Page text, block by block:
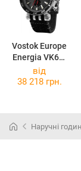
Vostok Europe
Energia VK61-
575A588
від
38 218 грн.
Наручні